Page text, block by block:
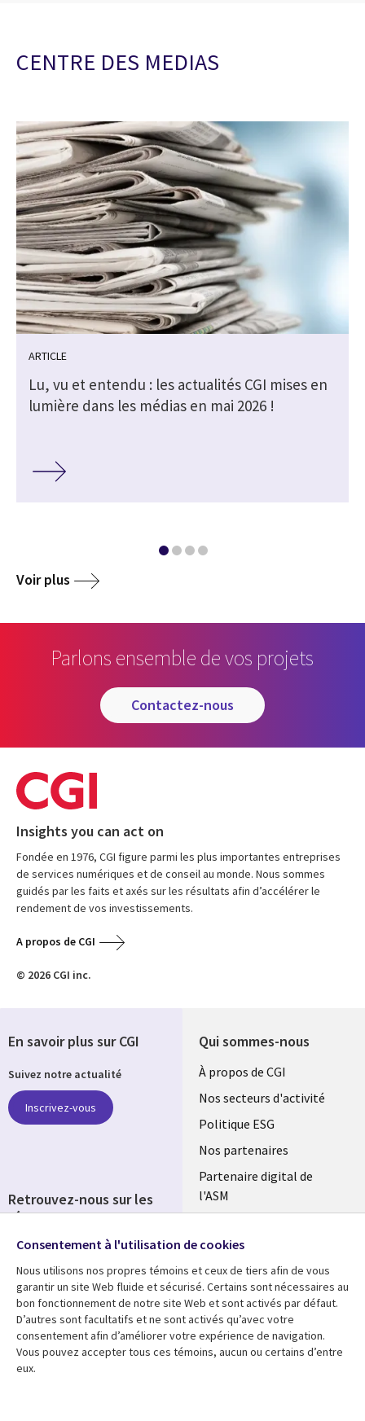
CENTRE DES MEDIAS
ARTICLE
Lu, vu et entendu : les actualités CGI mises en
lumière dans les médias en mai 2026 !
Voir plus
Parlons ensemble de vos projets
contactez-nous
Insights you can act on
Fondée en 1976, CGI figure parmi les plus importantes entreprises
de services numériques et de conseil au monde. Nous sommes
guidés par les faits et axés sur les résultats afin d’accélérer le
rendement de vos investissements.
A propos de CGI
© 2026 CGI inc.
Qui sommes-nous
Useful
links
FRANCE
À propos de CGI
Nos secteurs d'activité
Politique ESG
Nos partenaires
Partenaire digital de
l'ASM
Fusions
Ressources
Library
Links
Articles
Blog
Support
Legal
Accessibilité
En savoir plus sur CGI
Suivez notre actualité
Inscrivez-vous
Retrouvez-nous sur les
réseaux
Social
Media
FRANCE
Consentement à l'utilisation de cookies
Nous utilisons nos propres témoins et ceux de tiers afin de vous
garantir un site Web fluide et sécurisé. Certains sont nécessaires au
bon fonctionnement de notre site Web et sont activés par défaut.
D’autres sont facultatifs et ne sont activés qu’avec votre
consentement afin d’améliorer votre expérience de navigation.
Vous pouvez accepter tous ces témoins, aucun ou certains d’entre
eux.